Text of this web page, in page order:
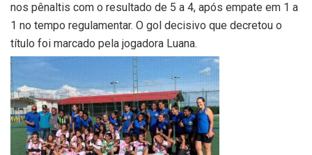
nos pênaltis com o resultado de 5 a 4, após empate em 1 a
1 no tempo regulamentar. O gol decisivo que decretou o
título foi marcado pela jogadora Luana.